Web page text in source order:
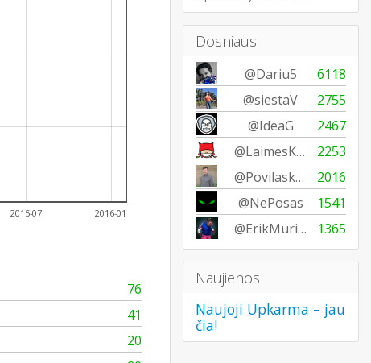
2015-07 2016-01
76
41
20
Dosniausi
@Dariu5
6118
@siestaV
2755
@IdeaG
2467
@LaimesKudikis
2253
@Povilask007
2016
@NePosas
1541
@ErikMurin33
1365
Naujienos
Naujoji Upkarma – jau
čia!